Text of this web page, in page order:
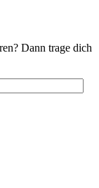
Dann trage dich